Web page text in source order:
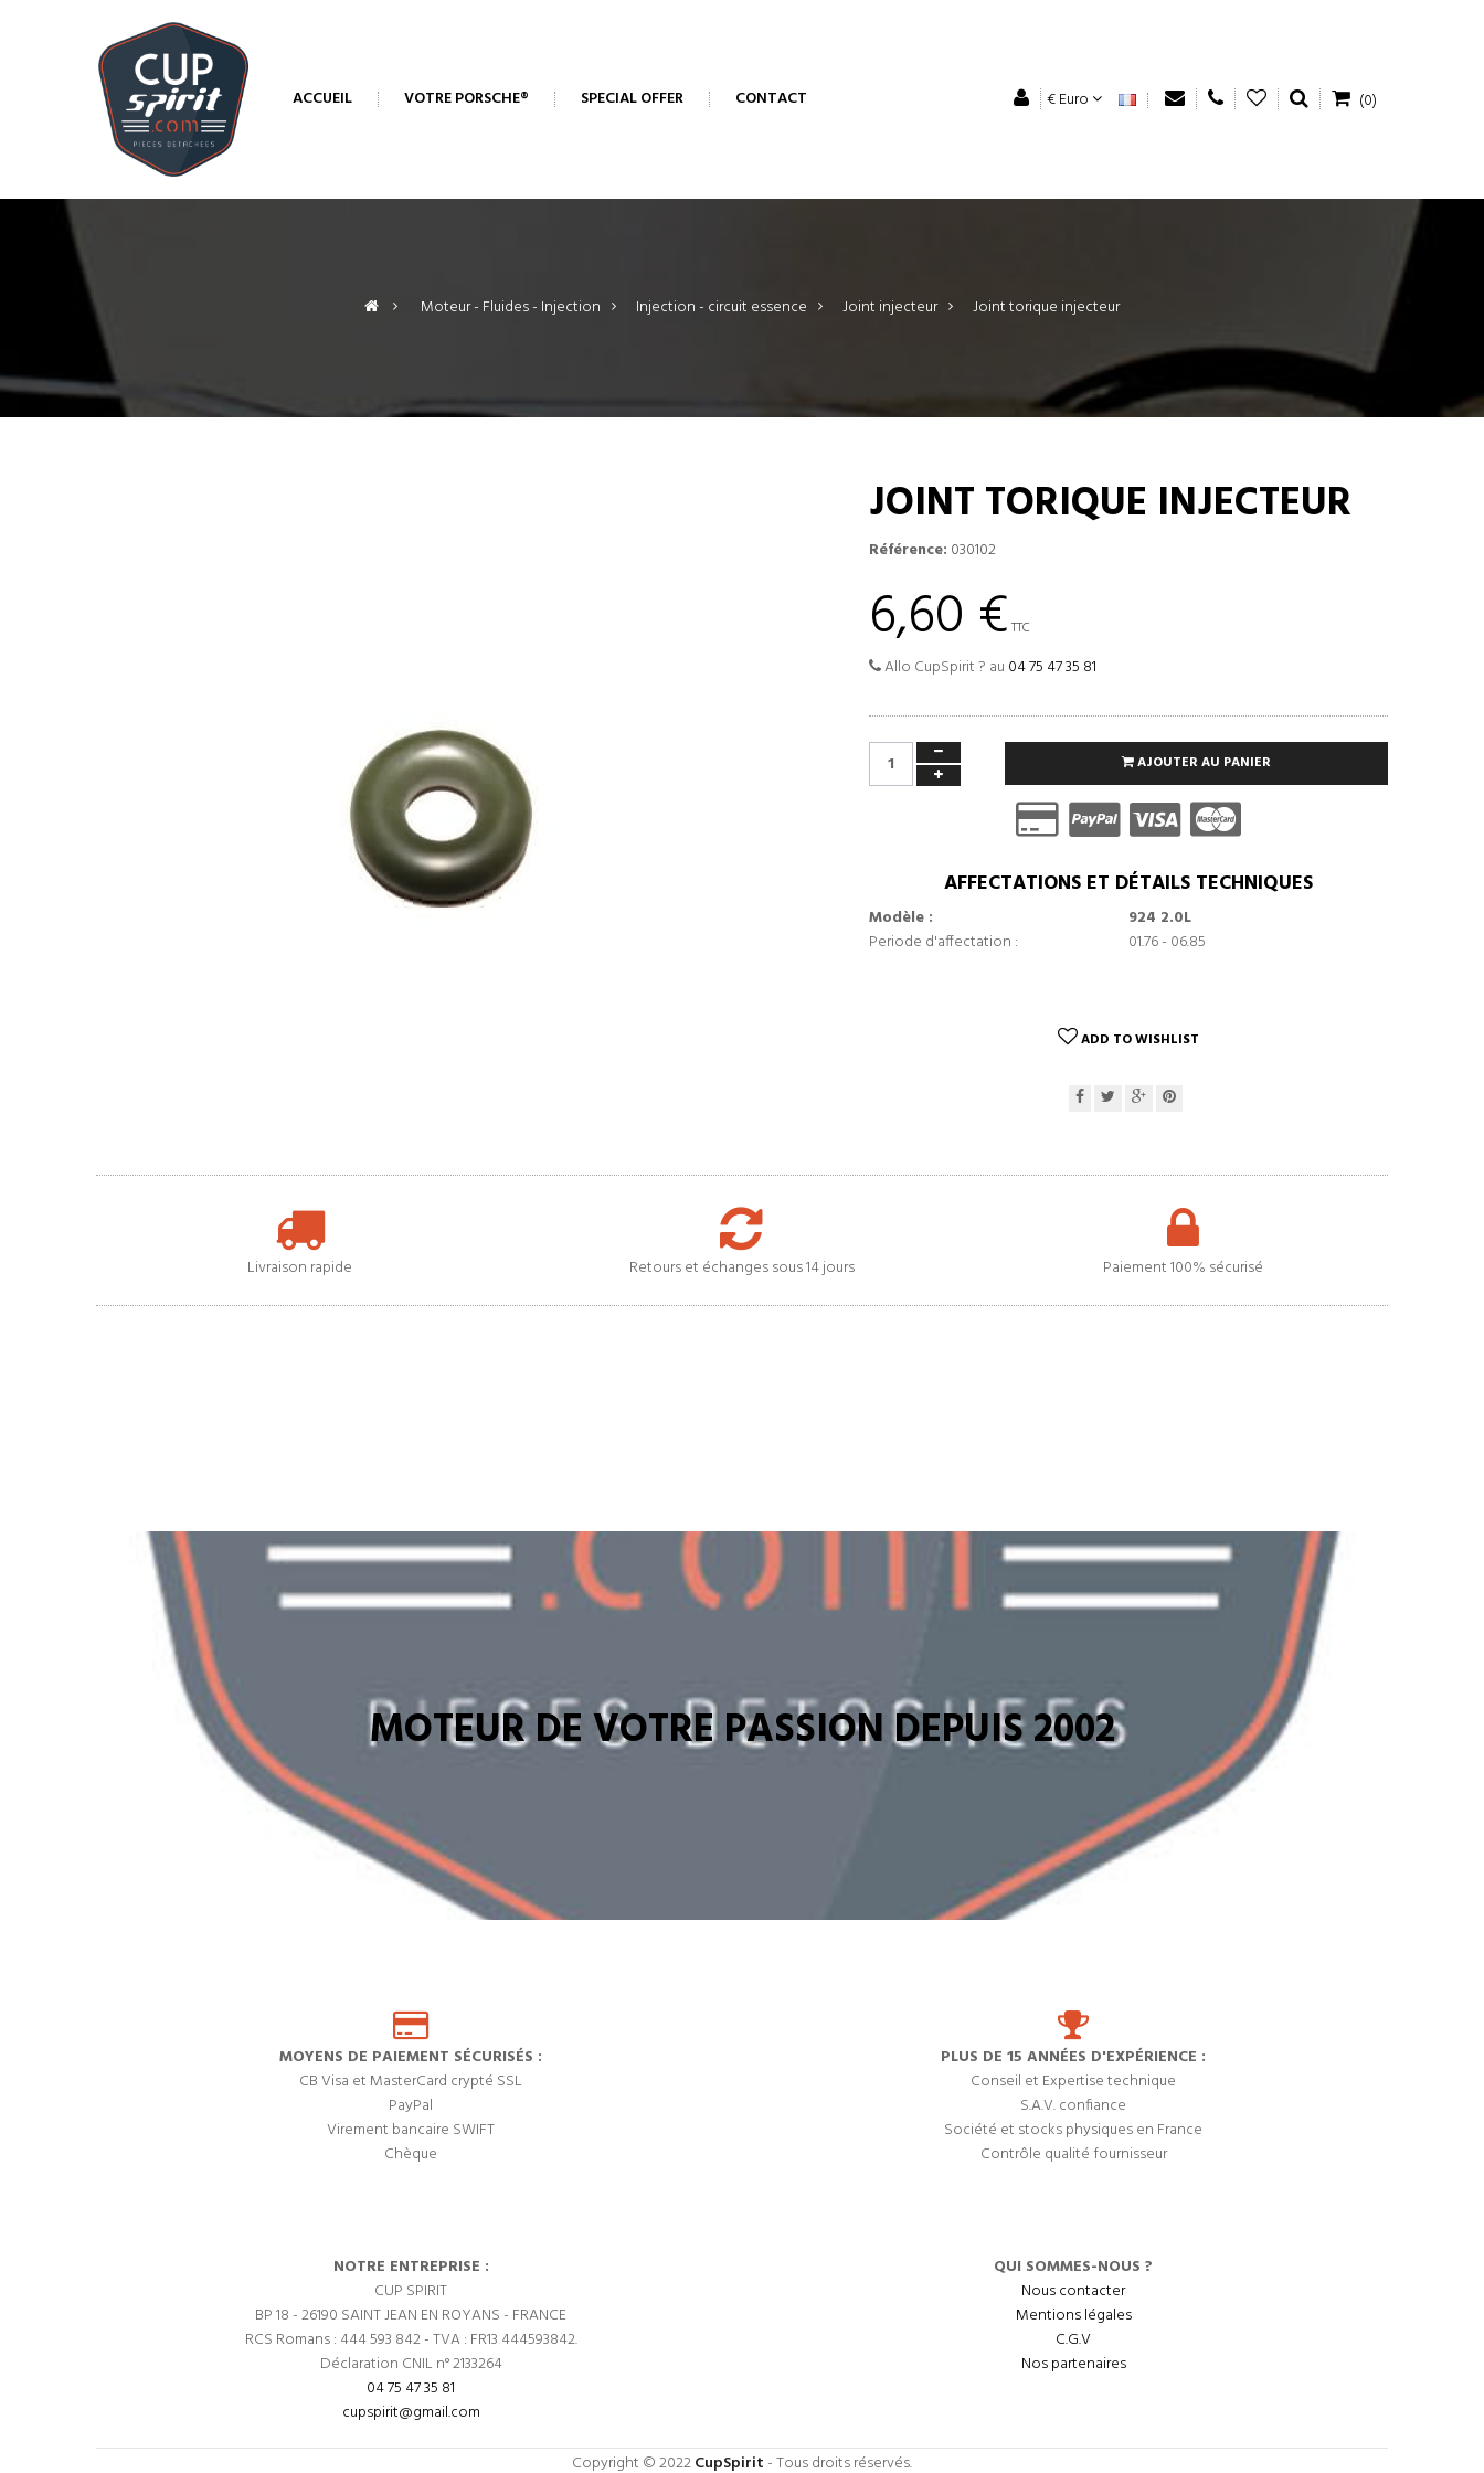
ACCUEIL VOTRE PORSCHE® SPECIAL OFFER CONTACT € Euro (0)
> Moteur - Fluides - Injection > Injection - circuit essence > Joint injecteur > Joint torique injecteur
JOINT TORIQUE INJECTEUR
Référence: 030102
6,60 € TTC
Allo CupSpirit ? au 04 75 47 35 81
AJOUTER AU PANIER
AFFECTATIONS ET DÉTAILS TECHNIQUES
Modèle :
924 2.0L
Periode d'affectation :
01.76 - 06.85
ADD TO WISHLIST
Livraison rapide Retours et échanges sous 14 jours Paiement 100% sécurisé
MOTEUR DE VOTRE PASSION DEPUIS 2002
MOYENS DE PAIEMENT SÉCURISÉS :
CB Visa et MasterCard crypté SSL
PayPal
Virement bancaire SWIFT
Chèque
PLUS DE 15 ANNÉES D'EXPÉRIENCE :
Conseil et Expertise technique
S.A.V. confiance
Société et stocks physiques en France
Contrôle qualité fournisseur
NOTRE ENTREPRISE :
CUP SPIRIT
BP 18 - 26190 SAINT JEAN EN ROYANS - FRANCE
RCS Romans : 444 593 842 - TVA : FR13 444593842.
Déclaration CNIL n° 2133264
04 75 47 35 81
cupspirit@gmail.com
QUI SOMMES-NOUS ?
Nous contacter
Mentions légales
C.G.V
Nos partenaires
Copyright © 2022CupSpirit - Tous droits réservés.